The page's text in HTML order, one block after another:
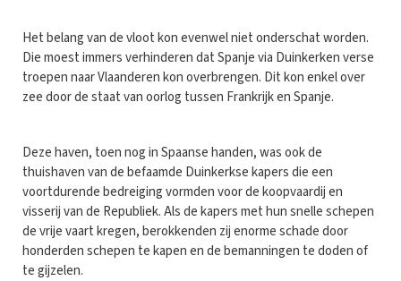
Het belang van de vloot kon evenwel niet onderschat worden.
Die moest immers verhinderen dat Spanje via Duinkerken verse
troepen naar Vlaanderen kon overbrengen. Dit kon enkel over
zee door de staat van oorlog tussen Frankrijk en Spanje.
Deze haven, toen nog in Spaanse handen, was ook de
thuishaven van de befaamde Duinkerkse kapers die een
voortdurende bedreiging vormden voor de koopvaardij en
visserij van de Republiek. Als de kapers met hun snelle schepen
de vrije vaart kregen, berokkenden zij enorme schade door
honderden schepen te kapen en de bemanningen te doden of
te gijzelen.